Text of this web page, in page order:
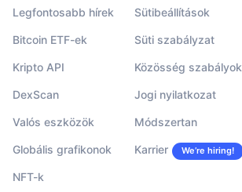
Legfontosabb hírek
Bitcoin ETF-ek
Kripto API
DexScan
Valós eszközök
Globális grafikonok
NFT-k
Sütibeállítások
Süti szabályzat
Közösség szabályok
Jogi nyilatkozat
Módszertan
Karrier We’re hiring!